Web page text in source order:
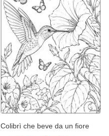
Colibrì che beve da un fiore